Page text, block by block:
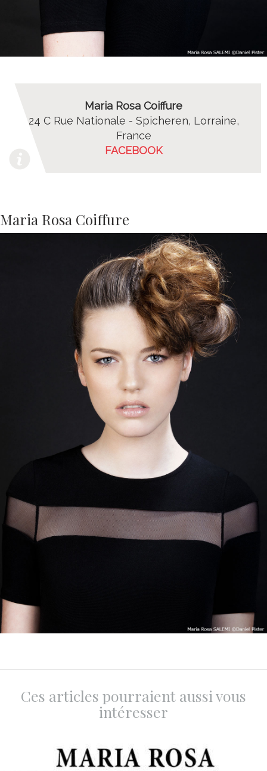
Maria Rosa Coiffure
24 C Rue Nationale - Spicheren, Lorraine,
France
FACEBOOK
Maria Rosa Coiffure
Ces articles pourraient aussi vous
intéresser